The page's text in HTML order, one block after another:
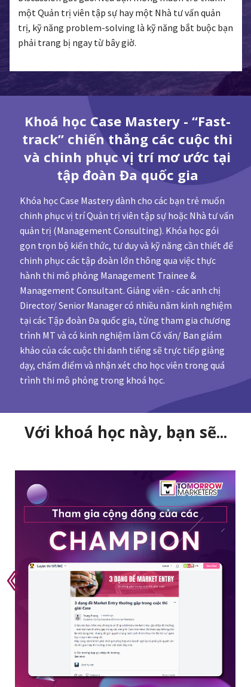
một Quản trị viên tập sự hay một Nhà tư vấn quản
trị, kỹ năng problem-solving là kỹ năng bắt buộc bạn
phải trang bị ngay từ bây giờ.
Khoá học Case Mastery - “Fast-
track” chiến thắng các cuộc thi
và chinh phục vị trí mơ ước tại
tập đoàn Đa quốc gia
Khóa học Case Mastery dành cho các bạn trẻ muốn
chinh phục vị trí Quản trị viên tập sự hoặc Nhà tư vấn
quản trị (Management Consulting). Khóa học gói
gọn trọn bộ kiến thức, tư duy và kỹ năng cần thiết để
chinh phục các tập đoàn lớn thông qua việc thực
hành thi mô phỏng Management Trainee &
Management Consultant. Giảng viên - các anh chị
Director/ Senior Manager có nhiều năm kinh nghiệm
tại các Tập đoàn Đa quốc gia, từng tham gia chương
trình MT và có kinh nghiệm làm Cố vấn/ Ban giám
khảo của các cuộc thi danh tiếng sẽ trực tiếp giảng
dạy, chấm điểm và nhận xét cho học viên trong quá
trình thi mô phỏng trong khoá học.
Với khoá học này, bạn sẽ...